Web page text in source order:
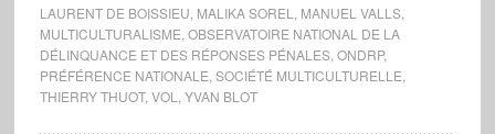
LAURENT DE BOISSIEU MALIKA SOREL MANUEL VALLS,
MULTICULTURALISME OBSERVATOIRE NATIONAL DE LA
DÉLINQUANCE ET DES RÉPONSES PÉNALES, ONDRP,
PRÉFÉRENCE NATIONALE SOCIÉTÉ MULTICULTURELLE
THIERRY THUOT, VOL YVAN BLOT